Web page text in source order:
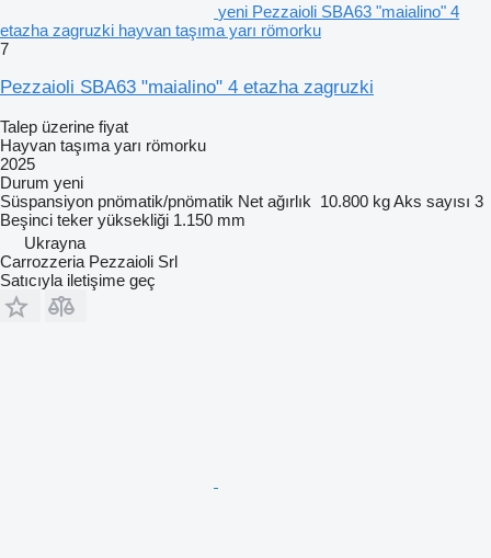
yeni Pezzaioli SBA63 "maialino" 4
etazha zagruzki hayvan taşıma yarı römorku
7
Pezzaioli SBA63 "maialino" 4 etazha zagruzki
Talep üzerine fiyat
Hayvan taşıma yarı römorku
2025
Durum yeni
Süspansiyon pnömatik/pnömatik Net ağırlık 10.800 kgAks sayısı 3
Beşinci teker yüksekliği 1.150 mm
Ukrayna
Carrozzeria Pezzaioli Srl
Satıcıyla iletişime geç